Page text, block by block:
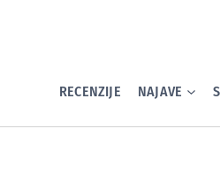
RECENZIJE NAJAVE